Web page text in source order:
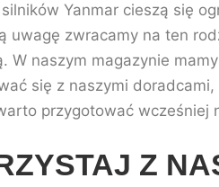
Yanmar cieszą się
uwagę zwracamy na ten
W naszym magazynie
się z naszymi
przygotować wcześniej
Z